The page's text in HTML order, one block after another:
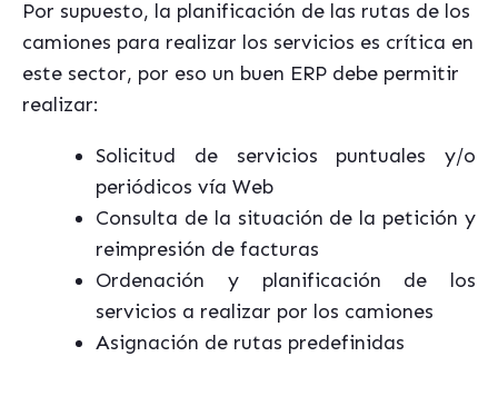
Por supuesto, la planificación de las rutas de los
camiones para realizar los servicios es crítica en
este sector, por eso un buen ERP debe permitir
realizar:
Solicitud de servicios puntuales y/o
periódicos vía Web
Consulta de la situación de la petición y
reimpresión de facturas
Ordenación y planificación de los
servicios a realizar por los camiones
Asignación de rutas predefinidas